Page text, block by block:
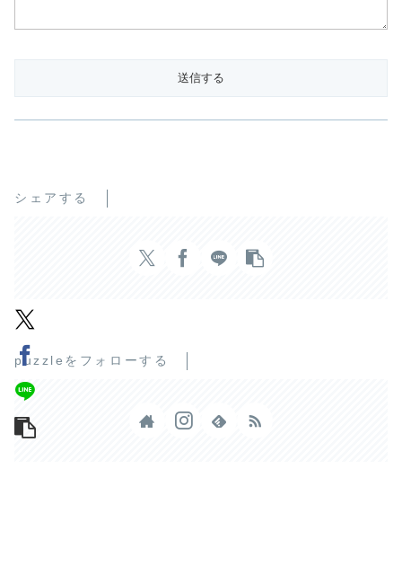
シェアする
puzzleをフォローする